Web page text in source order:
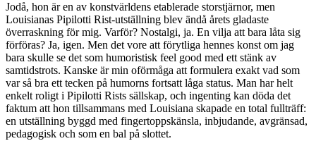
Jodå, hon är en av konstvärldens etablerade storstjärnor, men
Louisianas Pipilotti Rist-utställning blev ändå årets gladaste
överraskning för mig. Varför? Nostalgi, ja. En vilja att bara låta sig
förföras? Ja, igen. Men det vore att förytliga hennes konst om jag
bara skulle se det som humoristisk feel good med ett stänk av
samtidstrots. Kanske är min oförmåga att formulera exakt vad som
var så bra ett tecken på humorns fortsatt låga status. Man har helt
enkelt roligt i Pipilotti Rists sällskap, och ingenting kan döda det
faktum att hon tillsammans med Louisiana skapade en total fullträff:
en utställning byggd med fingertoppskänsla, inbjudande, avgränsad,
pedagogisk och som en bal på slottet.